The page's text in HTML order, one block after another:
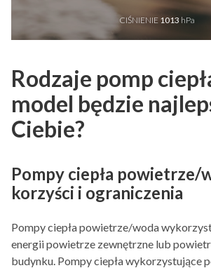
CIŚNIENIE 1013 hPa
Rodzaje pomp
model będzie
Ciebie?
Pompy ciepła powietrze/
korzyści i ograniczenia
Pompy ciepła powietrze/woda
energii powietrze zewnętrzne lub
budynku. Pompy ciepła wykorzystujące